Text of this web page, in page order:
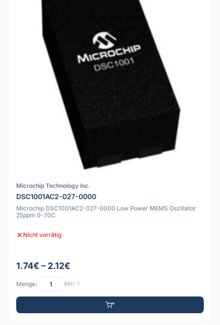
Microchip Technology Inc.
DSC1001AC2-027-0000
Microchip DSC1001AC2-027-0000 Low Power MEMS Oszillator
25ppm 0-70C
Nicht vorrätig
1.74€ – 2.12€
Menge: Min: 1